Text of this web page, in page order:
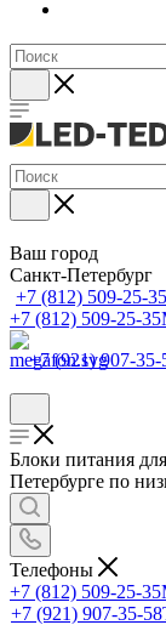
Ваш город
Санкт-Петербург
+7 (812) 509-25-35
+7 (812) 509-25-35
+7 (921) 907-35-
Блоки питания
Петербурге по
Телефоны
+7 (812) 509-25-35
+7 (921) 907-35-58